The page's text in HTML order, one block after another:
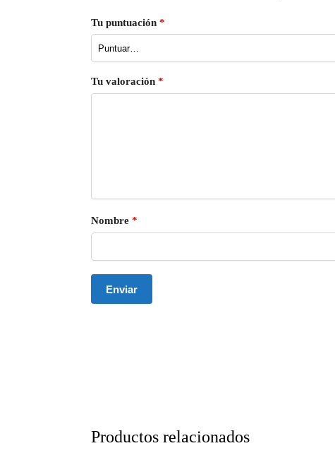
Tu puntuación *
Tu valoración *
Nombre *
Productos relacionados